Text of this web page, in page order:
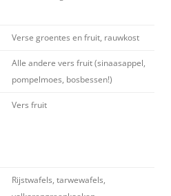
Verse groentes en fruit, rauwkost
Alle andere vers fruit (sinaasappel,
pompelmoes, bosbessen!)
Vers fruit
Rijstwafels, tarwewafels,